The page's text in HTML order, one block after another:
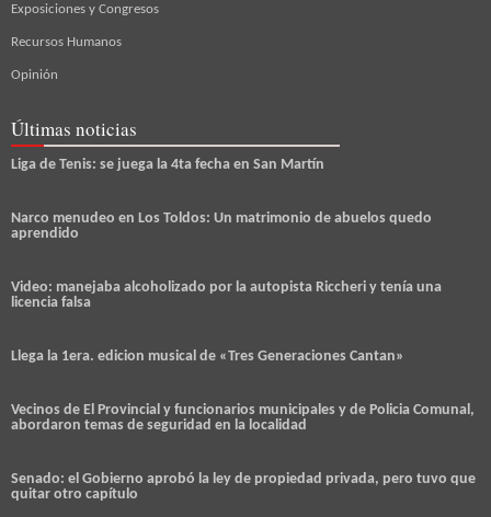
Exposiciones y Congresos
Recursos Humanos
Opinión
Últimas noticias
Liga de Tenis: se juega la 4ta fecha en San Martín
Narco menudeo en Los Toldos: Un matrimonio de abuelos quedo
aprendido
Video: manejaba alcoholizado por la autopista Riccheri y tenía una
licencia falsa
Llega la 1era. edicion musical de «Tres Generaciones Cantan»
Vecinos de El Provincial y funcionarios municipales y de Policia Comunal,
abordaron temas de seguridad en la localidad
Senado: el Gobierno aprobó la ley de propiedad privada, pero tuvo que
quitar otro capítulo